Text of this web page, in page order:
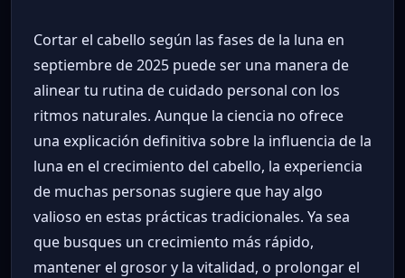
Cortar el cabello según las fases de la luna en
septiembre de 2025 puede ser una manera de
alinear tu rutina de cuidado personal con los
ritmos naturales. Aunque la ciencia no ofrece
una explicación definitiva sobre la influencia de la
luna en el crecimiento del cabello, la experiencia
de muchas personas sugiere que hay algo
valioso en estas prácticas tradicionales. Ya sea
que busques un crecimiento más rápido,
mantener el grosor y la vitalidad, o prolongar el